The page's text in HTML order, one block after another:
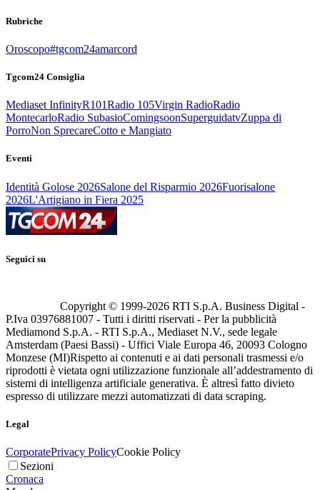
Rubriche
Oroscopo#tgcom24amarcord
Tgcom24 Consiglia
Mediaset InfinityR101Radio 105Virgin RadioRadio
MontecarloRadio SubasioComingsoonSuperguidatvZuppa di
PorroNon SprecareCotto e Mangiato
Eventi
Identità Golose 2026Salone del Risparmio 2026Fuorisalone
2026L'Artigiano in Fiera 2025
Seguici su
Copyright © 1999-2026 RTI S.p.A. Business Digital -
P.Iva 03976881007 - Tutti i diritti riservati - Per la pubblicità
Mediamond S.p.A. - RTI S.p.A., Mediaset N.V., sede legale
Amsterdam (Paesi Bassi) - Uffici Viale Europa 46, 20093 Cologno
Monzese (MI)Rispetto ai contenuti e ai dati personali trasmessi e/o
riprodotti è vietata ogni utilizzazione funzionale all’addestramento di
sistemi di intelligenza artificiale generativa. È altresì fatto divieto
espresso di utilizzare mezzi automatizzati di data scraping.
Legal
CorporatePrivacy PolicyCookie Policy
Sezioni
Cronaca